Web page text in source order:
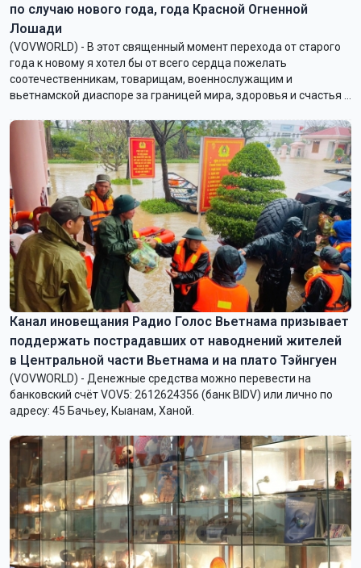
по случаю нового года, года Красной Огненной
Лошади
(VOVWORLD) - В этот священный момент перехода от старого
года к новому я хотел бы от всего сердца пожелать
соотечественникам, товарищам, военнослужащим и
вьетнамской диаспоре за границей мира, здоровья и счастья в
всего наилучшего народам мира и международным друзьям.
Поздравляю всех с Новым годом и желаю мира, счастья и
общего процветания!
Канал иновещания Радио Голос Вьетнама призывает
поддержать пострадавших от наводнений жителей
в Центральной части Вьетнама и на плато Тэйнгуен
(VOVWORLD) - Денежные средства можно перевести на
банковский счёт VOV5: 2612624356 (банк BIDV) или лично по
адресу: 45 Бачьеу, Кыанам, Ханой.